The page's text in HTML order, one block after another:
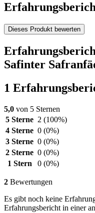
Dieses Produkt bewerten
Safinter
1
5,0 von 5 Sternen
5 Sterne 2 (100%)
4 Sterne 0 (0%)
3 Sterne 0 (0%)
2 Sterne 0 (0%)
1 Stern
0 (0%)
2 Bewertungen
Es gibt noch keine
Erfahrungsbericht in einer